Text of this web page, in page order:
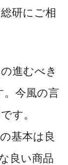
研にご相
進むべき
今風の言
す。
基本は良
良い商品